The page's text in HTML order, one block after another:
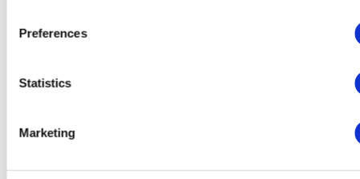
Preferences
Statistics
Marketing
Essential: Gather information you input into a contact